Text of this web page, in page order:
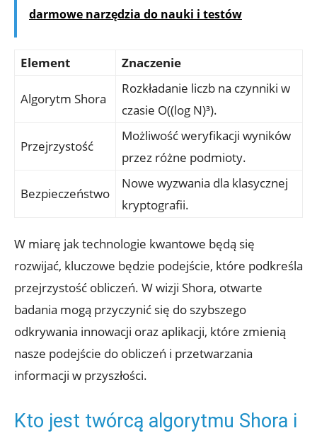
darmowe narzędzia do nauki i testów
Element Znaczenie
Algorytm Shora
Rozkładanie liczb na czynniki w
czasie O((log N)³).
Przejrzystość
Możliwość weryfikacji wyników
przez różne podmioty.
Bezpieczeństwo
Nowe wyzwania dla klasycznej
kryptografii.
W miarę jak technologie kwantowe będą się
rozwijać, kluczowe będzie podejście, które podkreśla
przejrzystość obliczeń. W wizji Shora, otwarte
badania mogą przyczynić się do szybszego
odkrywania innowacji oraz aplikacji, które zmienią
nasze podejście do obliczeń i przetwarzania
informacji w przyszłości.
Kto jest twórcą algorytmu Shora i